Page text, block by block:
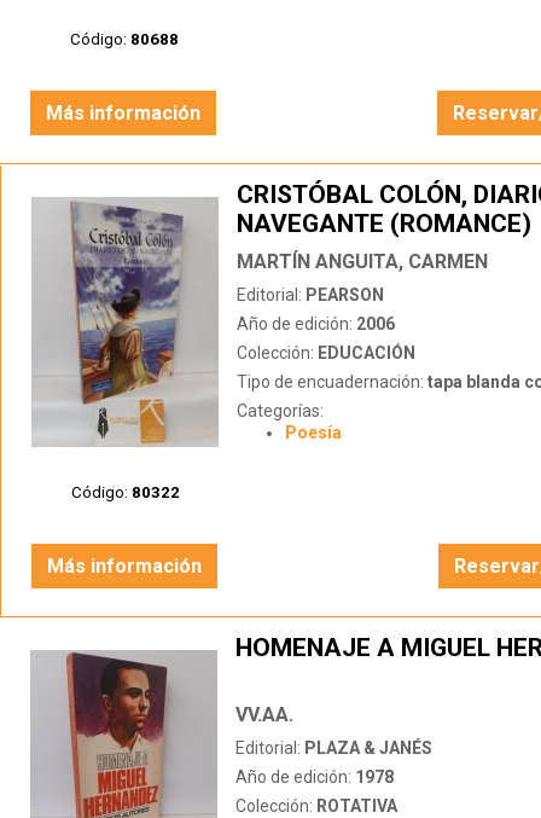
Código: 80688
Más información
Código: 80322
CRISTÓBAL COLÓN,
NAVEGANTE (ROMANCE)
MARTÍN ANGUITA, CARMEN
Editorial: PEARSON
Año de edición: 2006
Colección: EDUCACIÓN
Tipo de encuadernación: tapa blanda
Categorías:
Poesía
Más información
HOMENAJE A MIGUEL
VV.AA.
Editorial: PLAZA & JANÉS
Año de edición: 1978
Colección: ROTATIVA